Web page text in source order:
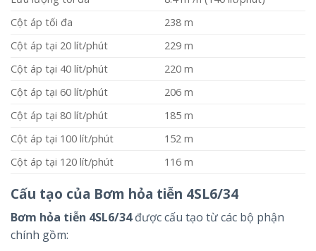
Cột áp tối đa
238 m
Cột áp tại 20 lít/phút
229 m
Cột áp tại 40 lít/phút
220 m
Cột áp tại 60 lít/phút
206 m
Cột áp tại 80 lít/phút
185 m
Cột áp tại 100 lít/phút
152 m
Cột áp tại 120 lít/phút
116 m
Cấu tạo của Bơm hỏa tiễn 4SL6/34
Bơm hỏa tiễn 4SL6/34được cấu tạo từ các bộ phận
chính gồm: